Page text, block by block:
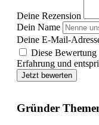
Deine Rezension
Dein Name
Deine E-Mail-
Diese Bewertung
Erfahrung und
Jetzt bewerten
Gründer